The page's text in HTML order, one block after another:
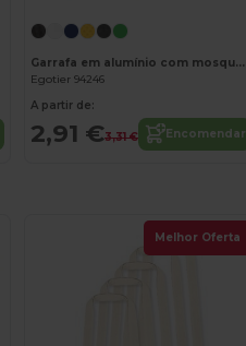
Garrafa em alumínio com mosquetão 540 mL
Egotier 94246
A partir de:
2,91 €3,31 € Encomendar
Melhor Oferta